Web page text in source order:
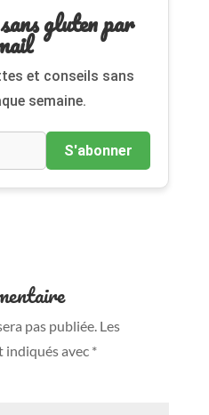
gluten par
et conseils sans
semaine.
S'abonner
pas publiée. Les
indiqués avec *